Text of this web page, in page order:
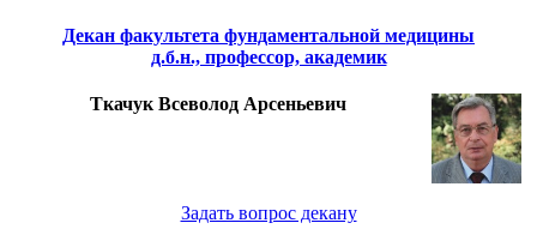
Декан факультета фундаментальной медицины
д.б.н., профессор, академик
Ткачук Всеволод Арсеньевич
Задать вопрос декану